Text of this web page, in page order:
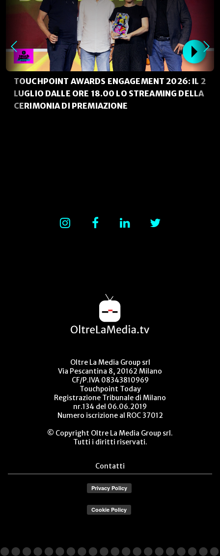
TOUCHPOINT AWARDS ENGAGEMENT 2026: IL 2
LUGLIO DALLE ORE 18.00 LO STREAMING DELLA
CERIMONIA DI PREMIAZIONE
Oltre La Media Group srl
Via Pescantina 8, 20162 Milano
CF/P.IVA 08343810969
Touchpoint Today
Registrazione Tribunale di Milano
nr.134 del 06.06.2019
Numero iscrizione al ROC 37012
© Copyright Oltre La Media Group srl.
Tutti i diritti riservati.
Contatti